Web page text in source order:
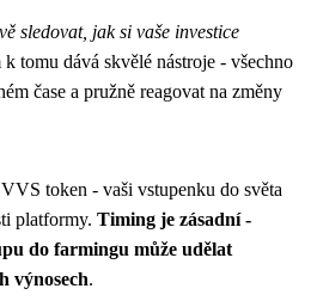
sledovat, jak si vaše investice
tomu dává skvělé nástroje - všechno
čase a pružně reagovat na změny
token - vaši vstupenku do světa
platformy. Timing je zásadní -
do farmingu může udělat
výnosech.